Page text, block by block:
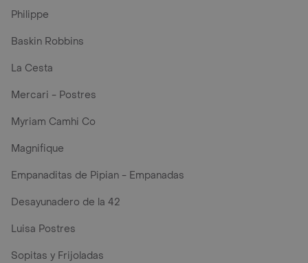
Philippe
Baskin Robbins
La Cesta
Mercari - Postres
Myriam Camhi Co
Magnifique
Empanaditas de Pipian - Empanadas
Desayunadero de la 42
Luisa Postres
Sopitas y Frijoladas